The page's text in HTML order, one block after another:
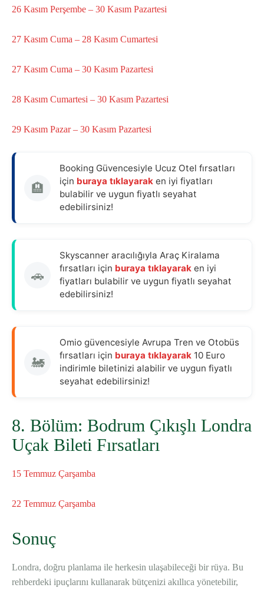
26 Kasım Perşembe – 30 Kasım Pazartesi
27 Kasım Cuma – 28 Kasım Cumartesi
27 Kasım Cuma – 30 Kasım Pazartesi
28 Kasım Cumartesi – 30 Kasım Pazartesi
29 Kasım Pazar – 30 Kasım Pazartesi
🏨
Booking Güvencesiyle Ucuz Otel fırsatları
için buraya tıklayarak en iyi fiyatları
bulabilir ve uygun fiyatlı seyahat
edebilirsiniz!
🚗
Skyscanner aracılığıyla Araç Kiralama
fırsatları için buraya tıklayarak en iyi
fiyatları bulabilir ve uygun fiyatlı seyahat
edebilirsiniz!
🚂
Omio güvencesiyle Avrupa Tren ve Otobüs
fırsatları için buraya tıklayarak 10 Euro
indirimle biletinizi alabilir ve uygun fiyatlı
seyahat edebilirsiniz!
8. Bölüm: Bodrum Çıkışlı Londra
Uçak Bileti Fırsatları
15 Temmuz Çarşamba
22 Temmuz Çarşamba
Sonuç
Londra, doğru planlama ile herkesin ulaşabileceği bir rüya. Bu
rehberdeki ipuçlarını kullanarak bütçenizi akıllıca yönetebilir,